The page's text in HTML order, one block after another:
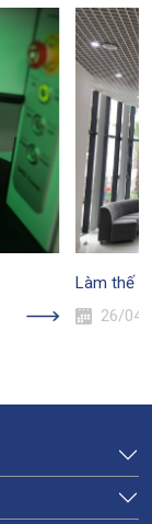
Làm thế
26/04/